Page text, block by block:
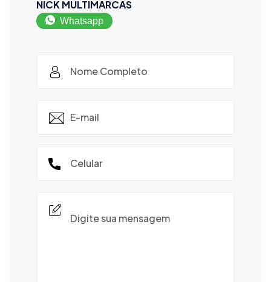
NICK MULTIMARCAS
Whatsapp